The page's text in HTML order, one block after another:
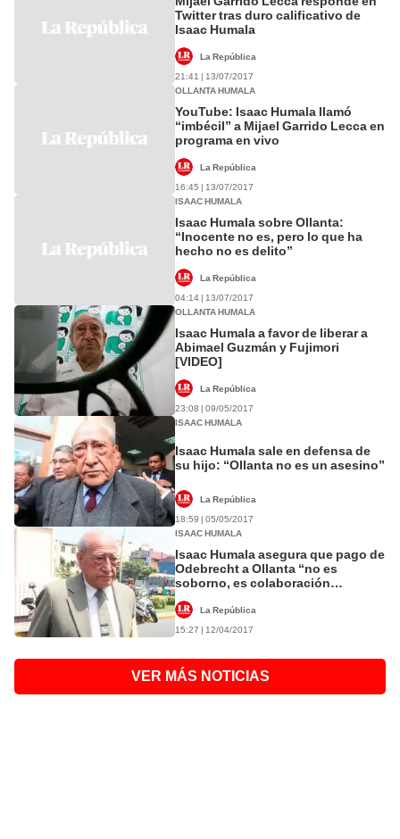
Twitter tras duro calificativo de
Isaac Humala
La República
21:41 | 13/07/2017
OLLANTA HUMALA
YouTube: Isaac Humala llamó
“imbécil” a Mijael Garrido Lecca en
programa en vivo
La República
16:45 | 13/07/2017
ISAAC HUMALA
Isaac Humala sobre Ollanta:
“Inocente no es, pero lo que ha
hecho no es delito”
La República
04:14 | 13/07/2017
OLLANTA HUMALA
Isaac Humala a favor de liberar a
Abimael Guzmán y Fujimori
[VIDEO]
La República
23:08 | 09/05/2017
ISAAC HUMALA
Isaac Humala sale en defensa de
su hijo: “Ollanta no es un asesino”
La República
18:59 | 05/05/2017
ISAAC HUMALA
Isaac Humala asegura que pago de
Odebrecht a Ollanta “no es
soborno, es colaboración
La República
15:27 | 12/04/2017
VER MÁS NOTICIAS